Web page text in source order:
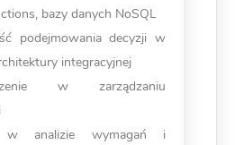
bazy danych NoSQL
podejmowania decyzji w
integracyjnej
w zarządzaniu
w analizie wymagań i